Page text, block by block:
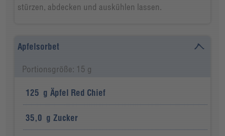
stürzen, abdecken und auskühlen lassen.
Apfelsorbet
Portionsgröße: 15 g
125 g Äpfel Red Chief
35,0 g Zucker